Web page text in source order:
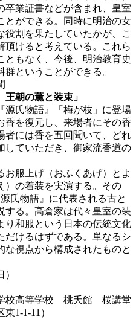
卒業証書などが含まれ、皇室
とができる。同時に明治の女
割を果たしていたかが、こ
頂けると考えている。これら
ともなく、今後、明治教育史
ということができる。
朝の薫と装束」
氏物語』「梅が枝」に登場
香を復元し、来場者にその香
者には香を五回聞いて、どれ
していただき、御家流香道の
服上げ（おふくあげ）とよ
）の着装を実演する。その
氏物語』に代表される古と
する。高倉家は代々皇室の装
り和服という日本の伝統文化
だけるはずである。単なるシ
な視点から構成されたものと
）
校高等学校 桃夭館 桜講堂
11）